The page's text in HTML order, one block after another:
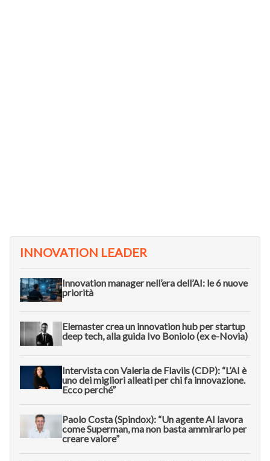
INNOVATION LEADER
Innovation manager nell’era dell’AI: le 6 nuove
priorità
Elemaster crea un innovation hub per startup
deep tech, alla guida Ivo Boniolo (ex e-Novia)
Intervista con Valeria de Flaviis (CDP): “L’AI è
uno dei migliori alleati per chi fa innovazione.
Ecco perché”
Paolo Costa (Spindox): “Un agente AI lavora
come Superman, ma non basta ammirarlo per
creare valore”